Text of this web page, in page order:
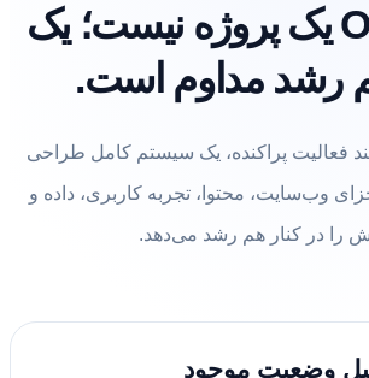
سئو در ON یک پروژه نیست؛ یک
رشد مداوم است.
فعالیت پراکنده، یک سیستم کامل طراحی
وب‌سایت، محتوا، تجربه کاربری، داده و
را در کنار هم رشد می‌دهد.
وضعیت موجود